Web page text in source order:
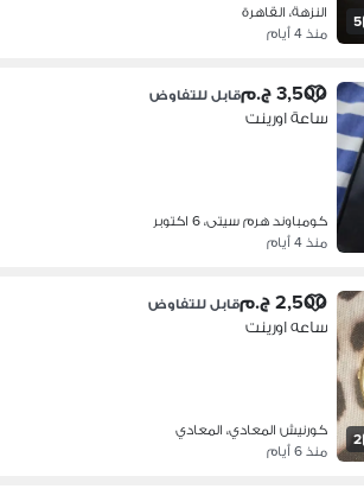
5
النزهة، القاهرة
منذ 4 أيام
3,500 ج.م قابل للتفاوض
ساعة اورينت
كومباوند هرم سيتى، 6 اكتوبر
منذ 4 أيام
2
2,500 ج.م قابل للتفاوض
ساعه اورينت
كورنيش المعادي، المعادي
منذ 6 أيام